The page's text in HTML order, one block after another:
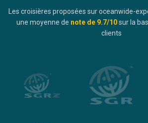
Les croisières proposées sur oceanwide-
une moyenne de note de 9.7/10sur la
clients